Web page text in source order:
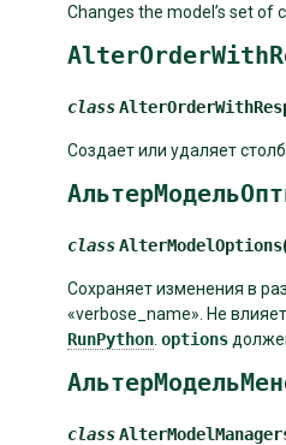
Changes the model’s set of
class
Создает или удаляет
classAlterModelOptions
Сохраняет изменения в
«verbose_name». Не
RunPython options
class